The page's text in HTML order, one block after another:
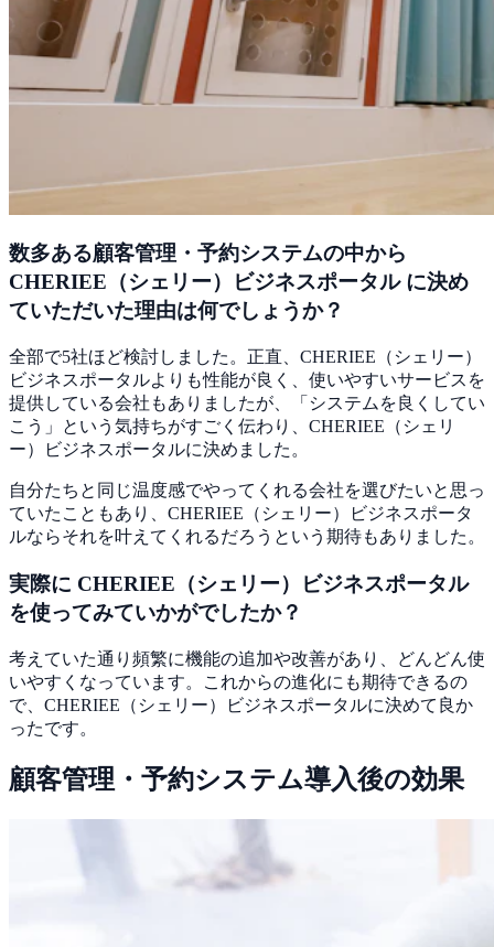
数多ある顧客管理・予約システムの中から
CHERIEE（シェリー）ビジネスポータル に決め
ていただいた理由は何でしょうか？
全部で5社ほど検討しました。正直、CHERIEE（シェリー）
ビジネスポータルよりも性能が良く、使いやすいサービスを
提供している会社もありましたが、「システムを良くしてい
こう」という気持ちがすごく伝わり、CHERIEE（シェリ
ー）ビジネスポータルに決めました。
自分たちと同じ温度感でやってくれる会社を選びたいと思っ
ていたこともあり、CHERIEE（シェリー）ビジネスポータ
ルならそれを叶えてくれるだろうという期待もありました 。
実際に CHERIEE（シェリー）ビジネスポータル
を使ってみていかがでしたか？
考えていた通り頻繁に機能の追加や改善があり、どんどん使
いやすくなっています。これからの進化にも期待できるの
で、CHERIEE（シェリー）ビジネスポータルに決めて良か
ったです。
顧客管理・予約システム導入後の効果